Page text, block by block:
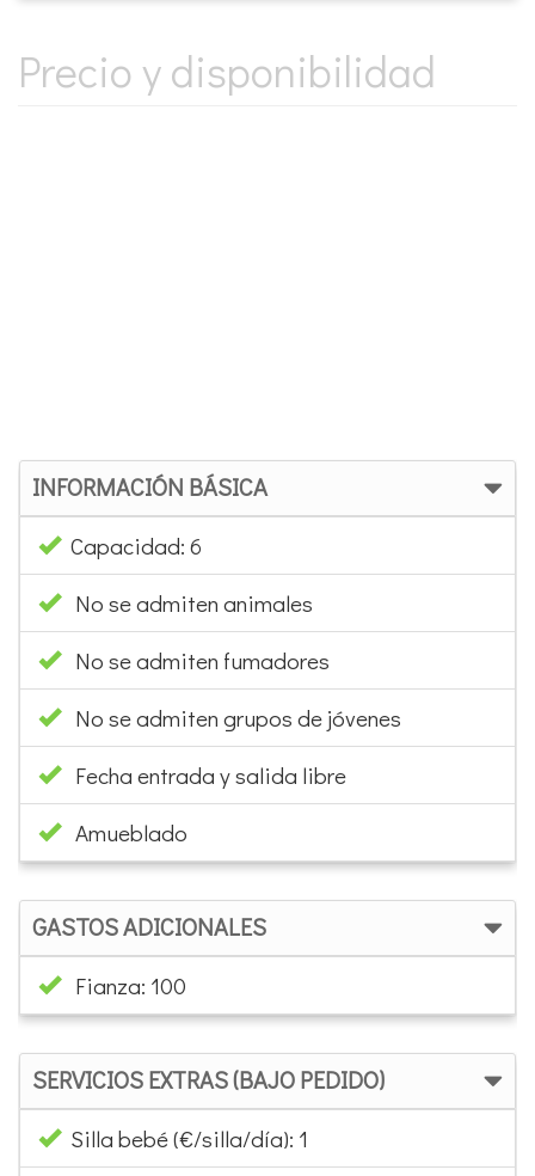
Precio y disponibilidad
INFORMACIÓN BÁSICA
Capacidad: 6
No se admiten animales
No se admiten fumadores
No se admiten grupos de jóvenes
Fecha entrada y salida libre
Amueblado
GASTOS ADICIONALES
Fianza: 100
SERVICIOS EXTRAS (BAJO PEDIDO)
Silla bebé (€/silla/día): 1